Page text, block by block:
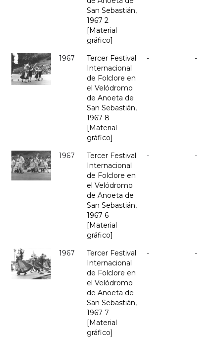
San Sebastián,
1967 2
[Material
gráfico]
1967
Tercer Festival
Internacional
de Folclore en
el Velódromo
de Anoeta de
San Sebastián,
1967 8
[Material
gráfico]
- -
1967
Tercer Festival
Internacional
de Folclore en
el Velódromo
de Anoeta de
San Sebastián,
1967 6
[Material
gráfico]
- -
1967
Tercer Festival
Internacional
de Folclore en
el Velódromo
de Anoeta de
San Sebastián,
1967 7
[Material
gráfico]
- -